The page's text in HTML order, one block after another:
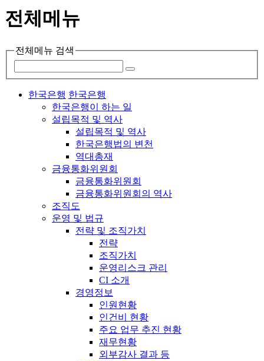
전체메뉴
전체메뉴 검색
한국은행 한국은행
한국은행이 하는 일
설립목적 및 역사
설립목적 및 역사
한국은행법의 변천
역대총재
금융통화위원회
금융통화위원회
금융통화위원회의 역사
조직도
운영 및 법규
전략 및 조직가치
전략
조직가치
운영리스크 관리
CI 소개
경영정보
인원현황
인건비 현황
주요 업무 추진 현황
재무현황
외부감사 결과 등